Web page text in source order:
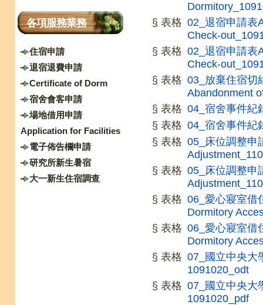
各項服務業務
住宿申請
退宿退費申請
Certificate of Dorm
宿舍會客申請
場地借用申請
Application for Facilities
電子佈告欄申請
研究所新生暑宿
大一新生住宿調查
§ 表格 02_退宿申請表
Check-
§ 表格 02_退宿申請表
Check-
§ 表格 03_放棄住宿切
Abandonment
§ 表格 04_宿舍事件紀
§ 表格 04_宿舍事件紀
§ 表格 05_床位調整申
§ 表格 05_床位調整申
§ 表格 06_愛心寢室借
Dormitory
§ 表格 06_愛心寢室借
Dormitory
§ 表格 07_國立中央大
1091020_odt
§ 表格 07_國立中央大
1091020_pdf